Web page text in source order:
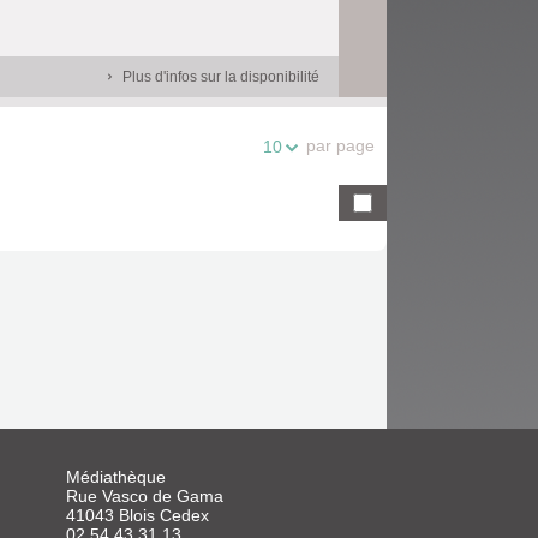
Plus d'infos sur la disponibilité
10 par page
Médiathèque
Rue Vasco de Gama
41043 Blois Cedex